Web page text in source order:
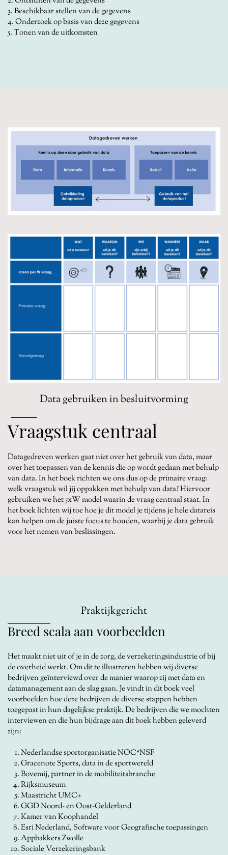
3. Beschikbaar stellen van de gegevens
4. Onderzoek op basis van deze gegevens
5. Tonen van de uitkomsten
Data gebruiken in besluitvorming
Vraagstuk centraal
Datagedreven werken gaat niet over het gebruik van data, maar
over het toepassen van de kennis die op wordt gedaan met behulp
van data. In het boek richten we ons dus op de primaire vraag:
welk vraagstuk wil jij oppakken met behulp van data? Hiervoor
gebruiken we het 5xW model waarin de vraag centraal staat. In
het boek lichten wij toe hoe je dit model je tijdens je hele datareis
kan helpen om de juiste focus te houden, waarbij je data gebruik
voor het nemen van beslissingen.
Praktijkgericht
Breed scala aan voorbeelden
Het maakt niet uit of je in de zorg, de verzekeringsindustrie of bij
de overheid werkt. Om dit te illustreren hebben wij diverse
bedrijven geïnterviewd over de manier waarop zij met data en
datamanagement aan de slag gaan. Je vindt in dit boek veel
voorbeelden hoe deze bedrijven de diverse stappen hebben
toegepast in hun dagelijkse praktijk. De bedrijven die we mochten
interviewen en die hun bijdrage aan dit boek hebben geleverd
zijn:
Nederlandse sportorganisatie NOC*NSF
Gracenote Sports, data in de sportwereld
Bovemij, partner in de mobiliteitsbranche
Rijksmuseum
Maastricht UMC+
GGD Noord- en Oost-Gelderland
Kamer van Koophandel
Esri Nederland, Software voor Geografische toepassingen
Appbakkers Zwolle
Sociale Verzekeringsbank